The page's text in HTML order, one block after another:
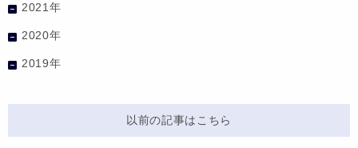
2021年
2020年
2019年
以前の記事はこちら